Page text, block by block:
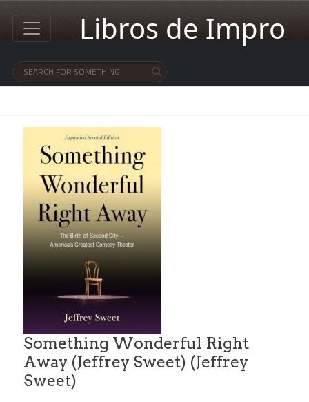
Libros de Impro
Something Wonderful Right
Away (Jeffrey Sweet) (Jeffrey
Sweet)